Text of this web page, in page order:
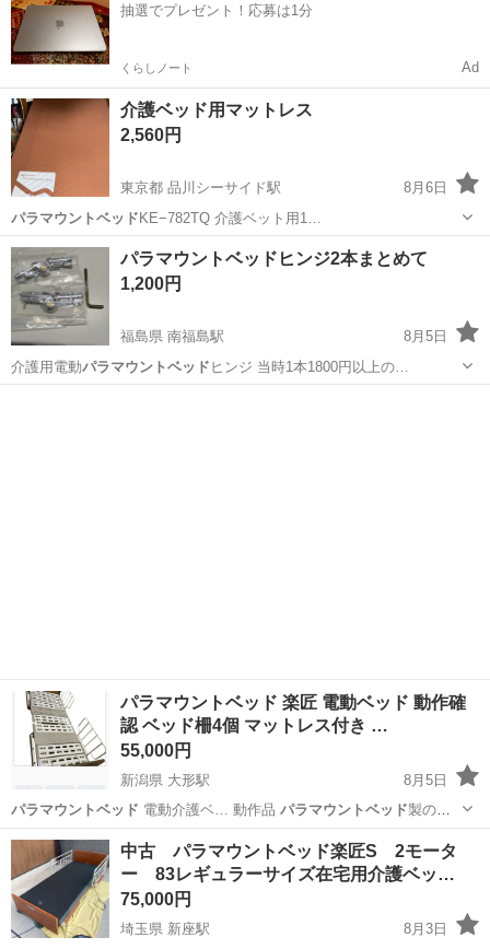
抽選でプレゼント！応募は1分
くらしノート Ad
介護ベッド用マットレス
2,560円
東京都 品川シーサイド駅
8月6日
パラマウントベッドKE−782TQ 介護ベット用1…
東京 品川区 品川シーサイド駅
パラマウントベッドヒンジ2本まとめて
1,200円
福島県 南福島駅
8月5日
介護用電動パラマウントベッド ヒンジ 当時1本1800円以上の…
パラマウントベッド 楽匠 電動ベッド 動作確
認 ベッド柵4個 マットレス付き …
55,000円
新潟県 大形駅
8月5日
パラマウントベッド 電動介護ベ… 動作品 パラマウントベッド製の電
動介護… ださい。パラマウントベッドは病院や介護…
新潟 新潟市 大形駅 ベッド
中古 パラマウントベッド楽匠S 2モータ
ー 83レギュラーサイズ在宅用介護ベッ…
75,000円
埼玉県 新座駅
8月3日